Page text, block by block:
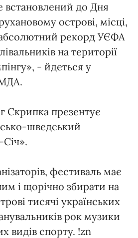
до Дня
острові, місці,
рекорд УЄФА
на території
- йдеться у
Скрипка презентує
шведський
фестиваль має
і щорічно збирати на
тисячі українських
рок музики
видів спорту. !zn